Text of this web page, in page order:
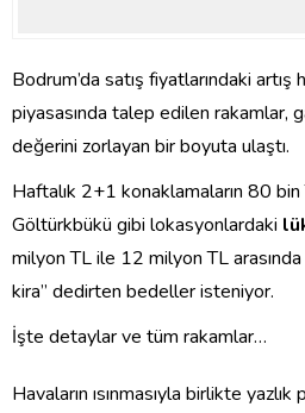
Bodrum’da satış fiyatlarındaki artış
piyasasında talep edilen rakamlar,
değerini zorlayan bir boyuta ulaştı.
Haftalık 2+1 konaklamaların 80 bin
Göltürkbükü gibi lokasyonlardaki
milyon TL ile 12 milyon TL
kira” dedirten bedeller isteniyor.
İşte detaylar ve tüm rakamlar…
Havaların ısınmasıyla birlikte yazlık